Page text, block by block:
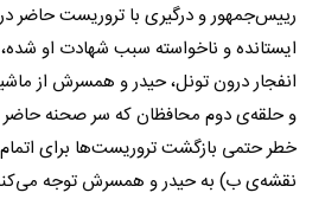
رییس‌جمهور و درگیری با تروریست حاضر
ایستانده و ناخواسته سبب شهادت او
انفجار درون تونل، حیدر و همسرش از
و حلقه‌ی دوم محافظان که سر صحنه
خطر حتمی بازگشت تروریست‌ها برای
نقشه‌ی ب) به حیدر و همسرش توجه